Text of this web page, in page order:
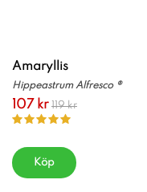
Amaryllis
Hippeastrum Alfresco ®
107 kr 119 kr
Köp